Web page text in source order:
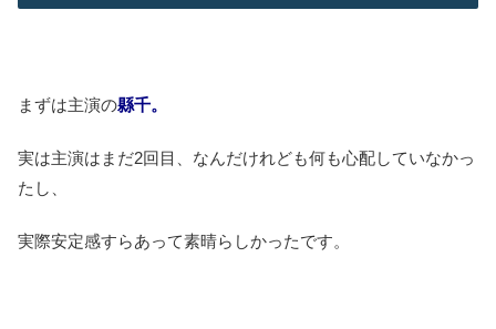
まずは主演の縣千。
実は主演はまだ2回目、なんだけれども何も心配していなかっ
たし、
実際安定感すらあって素晴らしかったです。